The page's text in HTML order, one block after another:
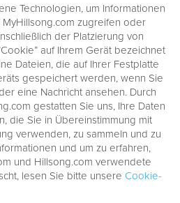
Technologien, um Informationen
zugreifen oder
der Platzierung von
auf Ihrem Gerät bezeichnet
Dateien, die auf Ihrer Festplatte
gespeichert werden, wenn Sie
eine Nachricht ansehen. Durch
gestatten Sie uns, Ihre Daten
die Sie in Übereinstimmung mit
verwenden, zu sammeln und zu
und um zu erfahren,
und Hillsong.com verwendete
lesen Sie bitte unsere Cookie-